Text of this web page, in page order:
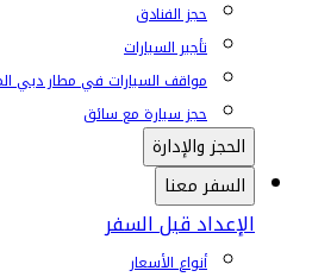
حجز الفنادق
تأجير السيارات
مواقف السيارات في مطار دبي
حجز سيارة مع سائق
الحجز والإدارة
السفر معنا
الإعداد قبل السفر
أنواع الأسعار